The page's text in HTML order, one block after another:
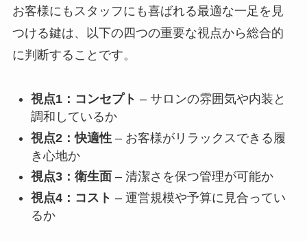
お客様にもスタッフにも喜ばれる最適な一足を見
つける鍵は、以下の四つの重要な視点から総合的
に判断することです。
視点1：コンセプト – サロンの雰囲気や内装と
調和しているか
視点2：快適性– お客様がリラックスできる履
き心地か
視点3：衛生面 – 清潔さを保つ管理が可能か
視点4：コスト – 運営規模や予算に見合ってい
るか